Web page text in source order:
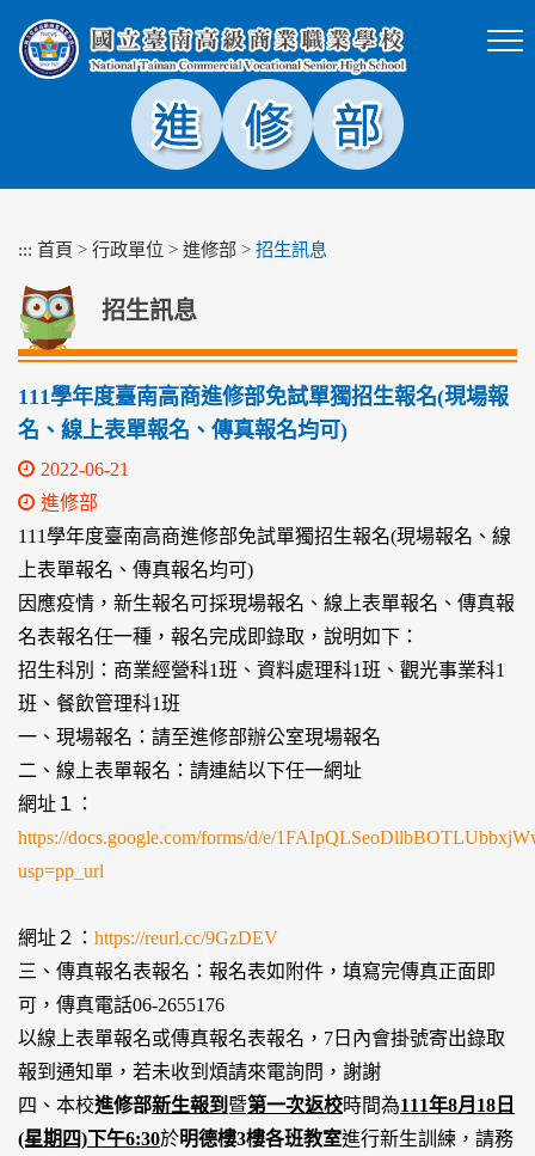
塊
::: 首頁 > 行政單位 > 進修部 > 招生訊息
招生訊息
111學年度臺南高商進修部免試單獨招生報名(現場報
名、線上表單報名、傳真報名均可)
2022-06-21
進修部
111學年度臺南高商進修部免試單獨招生報名(現場報名、線
上表單報名、傳真報名均可)
因應疫情，新生報名可採現場報名、線上表單報名、傳真報
名表報名任一種，報名完成即錄取，說明如下：
招生科別：商業經營科1班、資料處理科1班、觀光事業科1
班、餐飲管理科1班
一、現場報名：請至進修部辦公室現場報名
二、線上表單報名：請連結以下任一網址
網址１：
https://docs.google.com/forms/d/e/
usp=pp_url
網址２： https://reurl.cc/9GzDEV
三、傳真報名表報名：報名表如附件，填寫完傳真正面即
可，傳真電話06-2655176
以線上表單報名或傳真報名表報名，7日內會掛號寄出錄取
報到通知單，若未收到煩請來電詢問，謝謝
四、本校進修部新生報到 暨第一次返校時間為111年8月18日
(星期四)下午6:30於明德樓3樓各班教室進行新生訓練，請務